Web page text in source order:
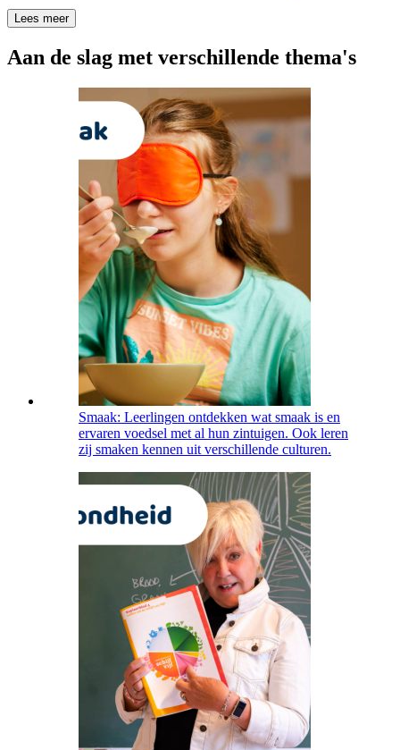
Lees meer
Aan de slag met verschillende thema's
Smaak: Leerlingen ontdekken wat smaak is en
ervaren voedsel met al hun zintuigen. Ook leren
zij smaken kennen uit verschillende culturen.